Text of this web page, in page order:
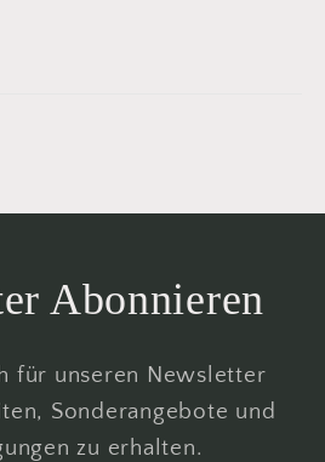
Abonnieren
für unseren Newsletter
Sonderangebote und
zu erhalten.